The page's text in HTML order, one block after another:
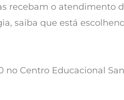
recebam o atendimento
saiba que está
no Centro Educacional